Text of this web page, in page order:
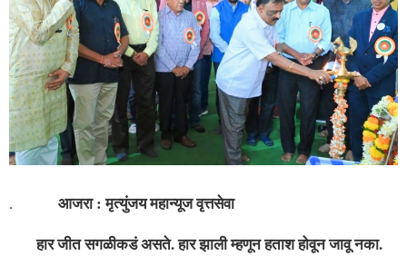
. आजरा : मृत्युंजय महान्यूज वृत्तसेवा
हार जीत सगळीकडं असते. हार झाली म्हणून हताश होवून जावू नका.